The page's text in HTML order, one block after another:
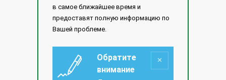
в самое ближайшее время и
предоставят полную информацию по
Вашей проблеме.
Обратите
внимание